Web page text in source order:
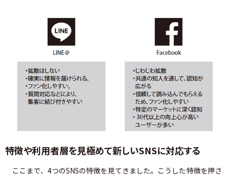
特徴や利用者層を見極めて新しいSNSに対応する
ここまで、4つのSNSの特徴を見てきました。こうした特徴を押さ